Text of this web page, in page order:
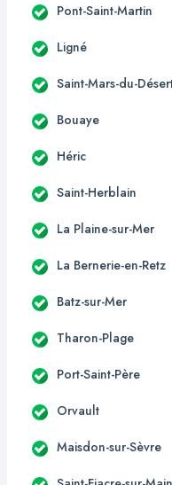
Pont-Saint-Martin
Ligné
Saint-Mars-du-
Bouaye
Héric
Saint-Herblain
La Plaine-sur-Mer
La Bernerie-en-Retz
Batz-sur-Mer
Tharon-Plage
Port-Saint-Père
Orvault
Maisdon-sur-Sèvre